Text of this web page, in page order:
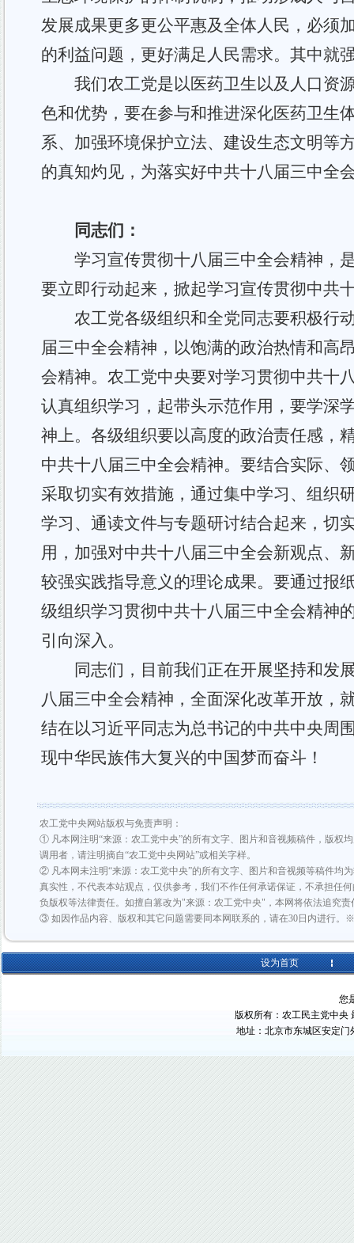
发展成果更多更公平惠及全体人民，必须
的利益问题，更好满足人民需求。 其中就
我们农工党是以医药卫生以及人口资
色和优势，要在参与和推进深化医药卫生
系、加强环境保护立法、建设生态文明等
的真知灼见，为落实好中共十八届三中全
同志们：
学习宣传贯彻十八届三中全会精神，
要立即行动起来，掀起学习宣传贯彻中共
农工党各级组织和全党同志要积极行
届三中全会精神，以饱满的政治热情和高
会精神。农工党中央要对学习贯彻中共十
认真组织学习，起带头示范作用，要学深
神上。各级组织要以高度的政治责任感，
中共十八届三中全会精神。要结合实际、
采取切实有效措施，通过集中学习、组织
学习、通读文件与专题研讨结合起来，切
用，加强对中共十八届三中全会新观点、
较强实践指导意义的理论成果。要通过报
级组织学习贯彻中共十八届三中全会精神
引向深入。
同志们，目前我们正在开展坚持和发
八届三中全会精神，全面深化改革开放，
结在以习近平同志为总书记的中共中央周
现中华民族伟大复兴的中国梦而奋斗！
农工党中央网站版权与免责声明：
① 凡本网注明“来源：农工党中央”的所有文字、图片和音视频稿件，版权
调用者，请注明摘自“农工党中央网站”或相关字样。
② 凡本网未注明“来源：农工党中央”的所有文字、图片和音视频等稿件均
真实性，不代表本站观点，仅供参考，我们不作任何承诺保证，不承担任
负版权等法律责任。如擅自篡改为"来源：农工党中央"，本网将依法追究责
③ 如因作品内容、版权和其它问题需要同本网联系的，请在30日内进行。※
设为首页
您
版权所有：农工民主党中央
地址：北京市东城区安定